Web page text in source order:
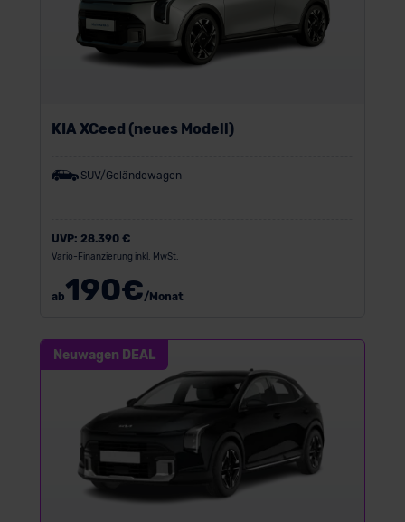
KIA XCeed (neues Modell)
SUV/Geländewagen
UVP: 28.390 €
Vario-Finanzierung inkl. MwSt.
ab190€/Monat
Neuwagen DEAL